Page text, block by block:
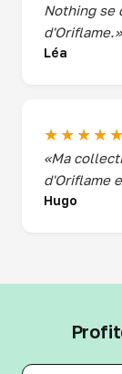
Nothing se
d'Oriflame.»
Léa
★★★★★
«Ma
d'Oriflame
Hugo